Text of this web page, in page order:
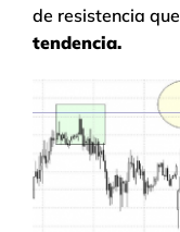
de resistencia que
tendencia.